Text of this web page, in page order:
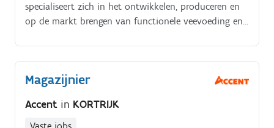
specialiseert zich in het ontwikkelen, produceren en
op de markt brengen van functionele veevoeding en
en verhogen van de dierprestaties. Als onafhankelijk
familiebedrijf zijn zij een zeer dynamisch en flexibel
Jobomschrijvingproductie-afdeling voorzien van de
nodige grondstoffenrijden met heftruck en
Magazijnier
Accent in KORTRIJK
Vaste jobs